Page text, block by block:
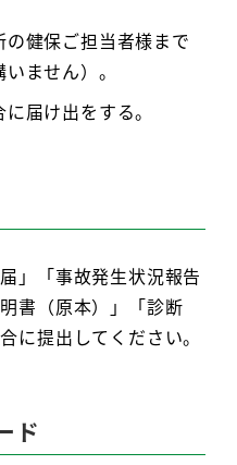
健保ご担当者様まで
ません）。
届け出をする。
」「事故発生状況報告
書（原本）」「診断
に提出してください。
ド